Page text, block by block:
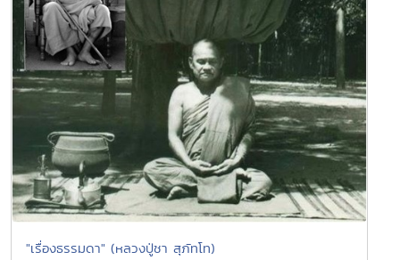
"เรื่องธรรมดา" (หลวงปู่ชา สุภัทโท)